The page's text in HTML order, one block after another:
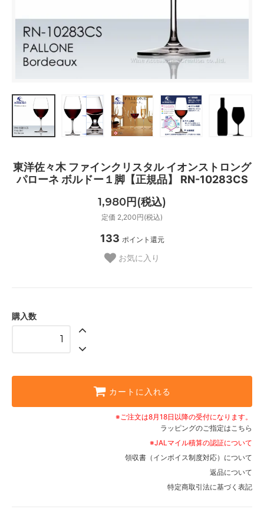
東洋佐々木 ファインクリスタル イオンストロング
パローネ ボルドー１脚【正規品】 RN-10283CS
1,980円(税込)
定価 2,200円(税込)
133 ポイント還元
お気に入り
購入数
カートに入れる
※ご注文は8月18日以降の受付になります。
ラッピングのご指定はこちら
※JALマイル積算の認証について
領収書（インボイス制度対応）について
返品について
特定商取引法に基づく表記